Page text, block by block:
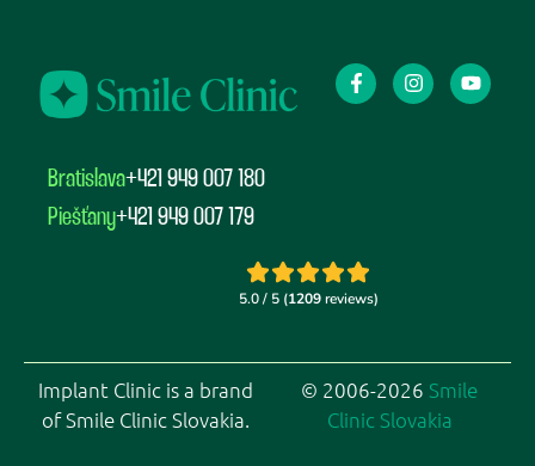
Bratislava+421 949 007 180
Piešťany+421 949 007 179
Implant Clinic is a brand
of Smile Clinic Slovakia.
© 2006-2026 Smile
Clinic Slovakia